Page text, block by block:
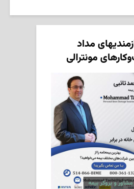
مداد
مونترالی
و بروکر بیمه